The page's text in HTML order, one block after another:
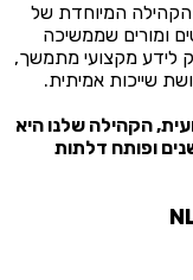
המיוחדת של
שממשיכה
מקצועי מתמשך,
שייכות אמיתית.
הקהילה שלנו היא
ופותח דלתות